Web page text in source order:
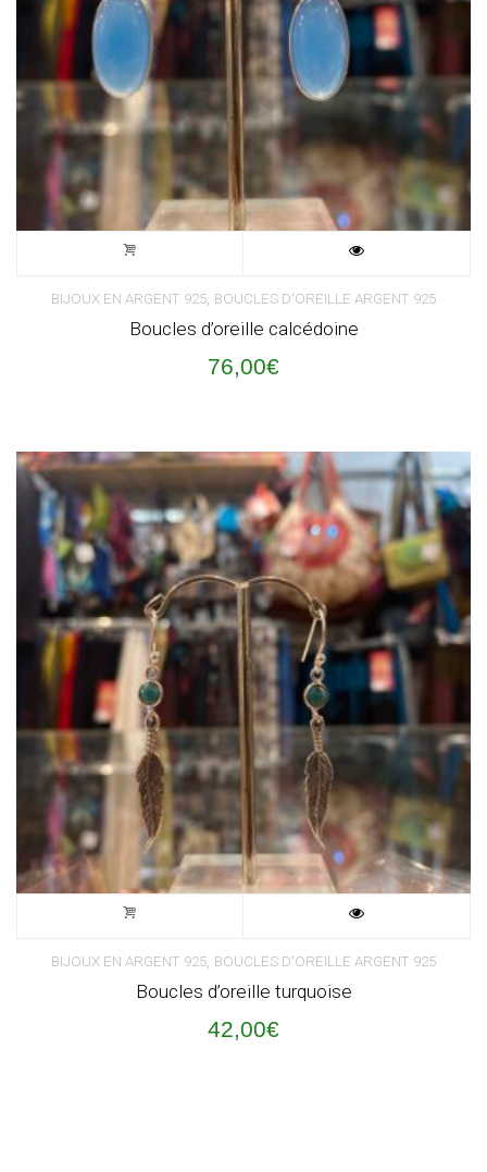
BIJOUX EN ARGENT 925 BOUCLES D'OREILLE ARGENT 925
Boucles d’oreille calcédoine
76,00€
BIJOUX EN ARGENT 925 BOUCLES D'OREILLE ARGENT 925
Boucles d’oreille turquoise
42,00€